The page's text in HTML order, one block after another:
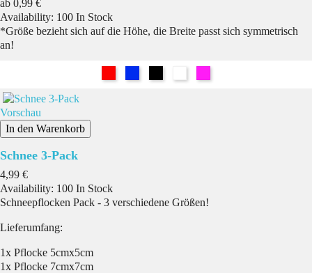
ab 0,99 €
Availability: 100 In Stock
*Größe bezieht sich auf die Höhe, die Breite passt sich symmetrisch
an!
Vorschau
In den Warenkorb
Schnee 3-Pack
Preis
4,99 €
Availability: 100 In Stock
Schneepflocken Pack - 3 verschiedene Größen!
Lieferumfang:
1x Pflocke 5cmx5cm
1x Pflocke 7cmx7cm